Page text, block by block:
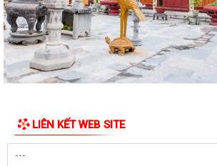
UBND xã Trần Phú gửi thông báo và niêm yết
hồi đất đối với một số hộ dân...
Đảng ủy xã Trần Phú giao ban với Bí thư chi
8/2026
HĐND thành phố
Tổng Bí thư, Chủ tịch nước Tô Lâm chỉ đạo 5
LIÊN KẾT WEB SITE